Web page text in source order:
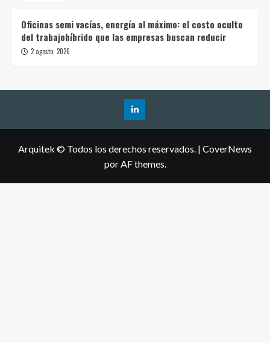
Oficinas semi vacías, energía al máximo: el costo oculto
del trabajohíbrido que las empresas buscan reducir
2 agosto, 2026
Arquitek © Todos los derechos reservados. | CoverNews
por AF themes.